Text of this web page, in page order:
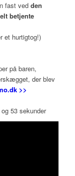
fast ved den
betjente
et hurtigtog!)
på baren,
der blev
>>
53 sekunder